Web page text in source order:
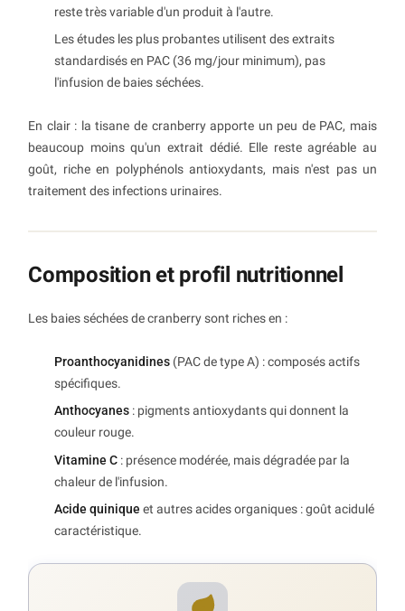
reste très variable d'un produit à l'autre.
Les études les plus probantes utilisent des extraits
standardisés en PAC (36 mg/jour minimum), pas
l'infusion de baies séchées.
En clair : la tisane de cranberry apporte un peu de PAC, mais
beaucoup moins qu'un extrait dédié. Elle reste agréable au
goût, riche en polyphénols antioxydants, mais n'est pas un
traitement des infections urinaires.
Composition et profil nutritionnel
Les baies séchées de cranberry sont riches en :
Proanthocyanidines (PAC de type A) : composés actifs
spécifiques.
Anthocyanes : pigments antioxydants qui donnent la
couleur rouge.
Vitamine C : présence modérée, mais dégradée par la
chaleur de l'infusion.
Acide quinique et autres acides organiques : goût acidulé
caractéristique.